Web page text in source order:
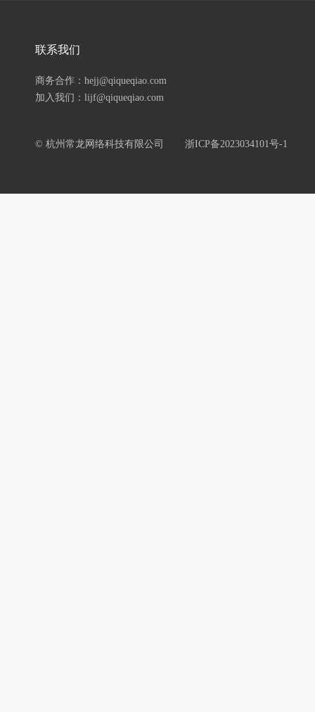
联系我们
商务合作：hejj@qiqueqiao.com
加入我们：lijf@qiqueqiao.com
© 杭州常龙网络科技有限公司 浙ICP备2023034101号-1